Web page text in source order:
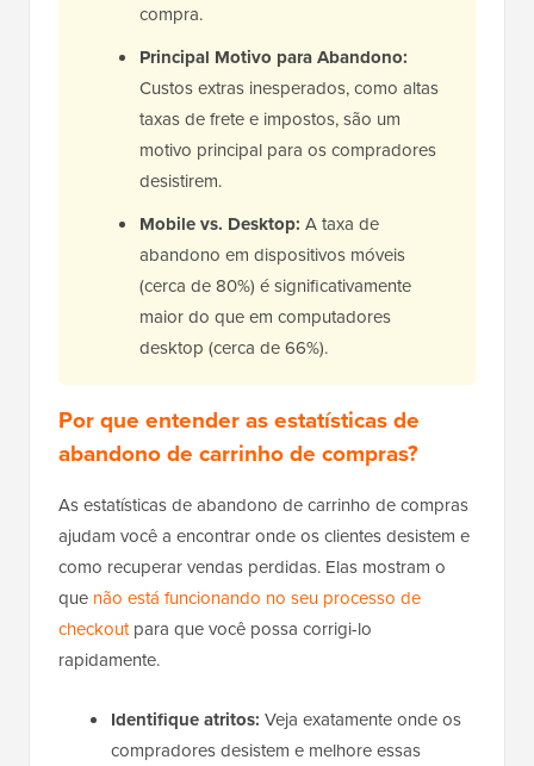
compra.
Principal Motivo para Abandono:
Custos extras inesperados, como altas
taxas de frete e impostos, são um
motivo principal para os compradores
desistirem.
Mobile vs. Desktop: A taxa de
abandono em dispositivos móveis
(cerca de 80%) é significativamente
maior do que em computadores
desktop (cerca de 66%).
Por que entender as estatísticas de
abandono de carrinho de compras?
As estatísticas de abandono de carrinho de compras
ajudam você a encontrar onde os clientes desistem e
como recuperar vendas perdidas. Elas mostram o
que não está funcionando no seu processo de
checkoutpara que você possa corrigi-lo
rapidamente.
Identifique atritos: Veja exatamente onde os
compradores desistem e melhore essas